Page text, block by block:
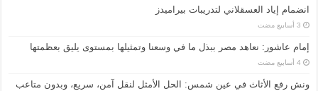
انضمام إياد العسقلاني لتدريبات بيراميدز
إمام عاشور: نعاهد مصر ببذل ما في وسعنا وتمثيلها بمستوى يليق بعظمتها
ونش رفع الأثاث في عين شمس: الحل الأمثل لنقل آمن، سريع، وبدون متاعب